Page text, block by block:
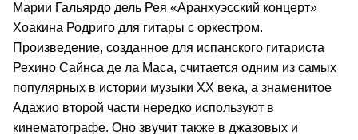
Марии Гальярдо дель Рея «Аранхуэсский концерт»
Хоакина Родриго для гитары с оркестром.
Произведение, созданное для испанского гитариста
Рехино Сайнса де ла Маса, считается одним из самых
популярных в истории музыки XX века, а знаменитое
Адажио второй части нередко используют в
кинематографе. Оно звучит также в джазовых и